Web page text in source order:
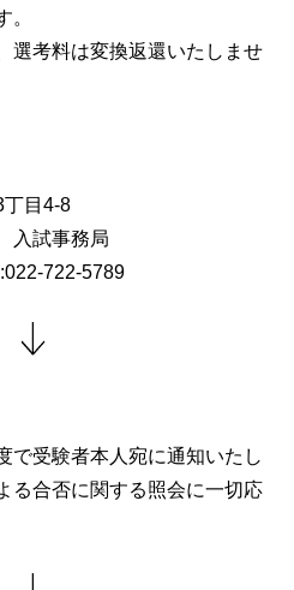
。
選考料は変換返還いたしませ
丁目4-8
入試事務局
722-5789
で受験者本人宛に通知いたし
る合否に関する照会に一切応